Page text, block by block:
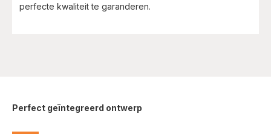
perfecte kwaliteit te garanderen.
Perfect geïntegreerd ontwerp